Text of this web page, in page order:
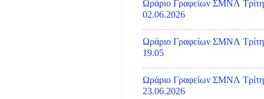
Ωράριο Γραφείων ΣΜΝΛ Τρίτη
02.06.2026
Ωράριο Γραφείων ΣΜΝΛ Τρίτη
19.05
Ωράριο Γραφείων ΣΜΝΛ Τρίτη
23.06.2026